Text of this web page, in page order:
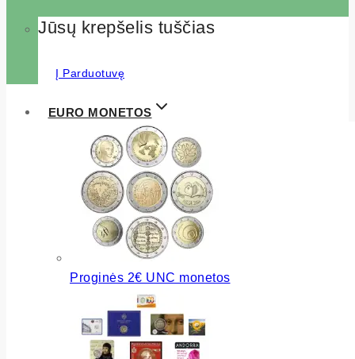
Jūsų krepšelis tuščias
Į Parduotuvę
EURO MONETOS
Proginės 2€ UNC monetos